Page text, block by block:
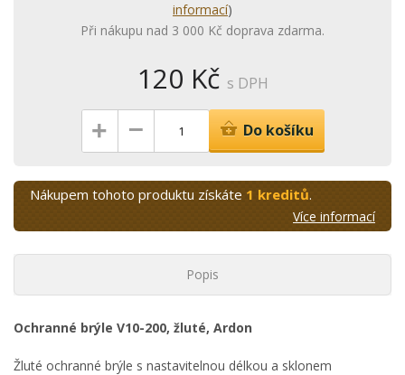
informací)
Při nákupu nad 3 000 Kč doprava zdarma.
120 Kč s DPH
+ – Do košíku
Nákupem tohoto produktu získáte 1 kreditů.
Více informací
Popis
Ochranné brýle V10-200, žluté, Ardon
Žluté ochranné brýle s nastavitelnou délkou a sklonem